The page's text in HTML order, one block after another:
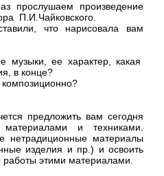
произведение
П.И.Чайковского.
что нарисовала вам
музыки, ее характер, какая
в конце?
композиционно?
вам сегодня
материалами и техниками.
нетрадиционные материалы
изделия и пр.) и освоить
этими материалами.